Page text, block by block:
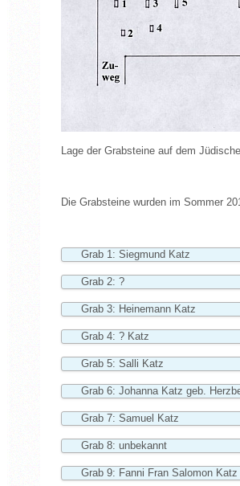
Lage der Grabsteine auf dem
Die Grabsteine wurden im Sommer
Grab 1: Siegmund Katz
Grab 2: ?
Grab 3: Heinemann Katz
Grab 4: ? Katz
Grab 5: Salli Katz
Grab 6: Johanna Katz geb.
Grab 7: Samuel Katz
Grab 8: unbekannt
Grab 9: Fanni Fran Salomon Katz